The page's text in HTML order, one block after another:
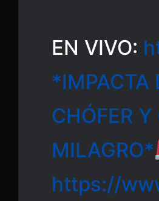
EN VIVO:
*IMPACTA
CHÓFER
MILAGRO*
https://